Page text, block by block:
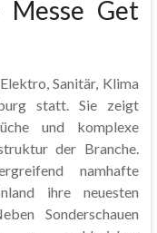
Get
Sanitär, Klima
statt. Sie zeigt
und komplexe
der Branche.
namhafte
ihre neuesten
Sonderschauen